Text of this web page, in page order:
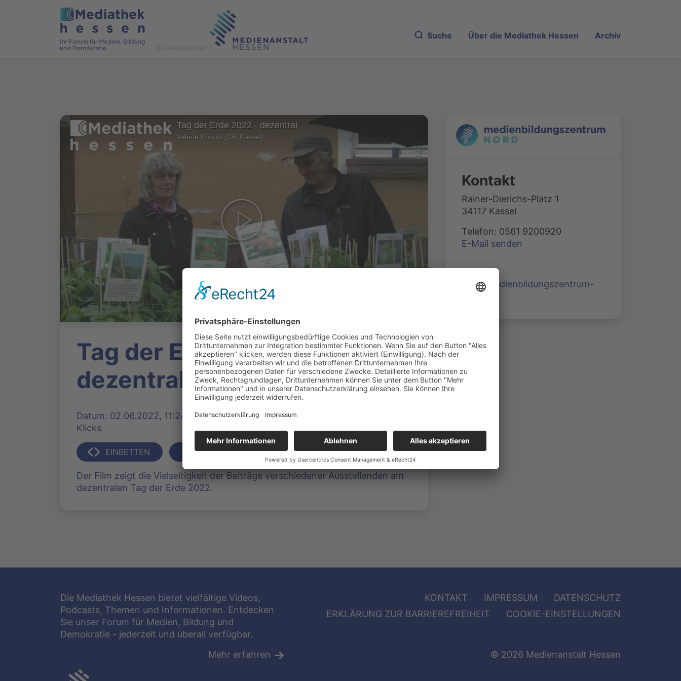
Suche Über die Mediathek Hessen Archiv
Tag der Erde 2022 - dezentral
Valerie Kobold (OK Kassel)
Tag der Erde 2022 -
dezentral
Datum: 02.06.2022, 11:24 Uhr | Produziert: Valerie Kobold (OK Kassel) | 4345
Klicks
EINBETTEN TEILEN
Der Film zeigt die Vielseitigkeit der Beiträge verschiedener Ausstellenden am
dezentralen Tag der Erde 2022.
Kontakt
Rainer-Dierichs-Platz 1
34117 Kassel
Telefon: 0561 9200920
E-Mail senden
www.medienbildungszentrum-
Die Mediathek Hessen bietet vielfältige Videos,
Podcasts, Themen und Informationen. Entdecken
Sie unser Forum für Medien, Bildung und
Demokratie - jederzeit und überall verfügbar.
Mehr erfahren
KONTAKT IMPRESSUM
DATENSCHUTZ
ERKLÄRUNG ZUR BARRIEREFREIHEIT
COOKIE-EINSTELLUNGEN
© 2026 Medienanstalt Hessen